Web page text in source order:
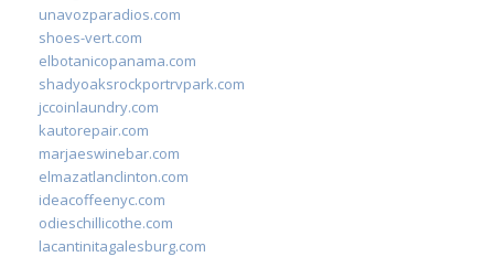
unavozparadios.com
shoes-vert.com
elbotanicopanama.com
shadyoaksrockportrvpark.com
jccoinlaundry.com
kautorepair.com
marjaeswinebar.com
elmazatlanclinton.com
ideacoffeenyc.com
odieschillicothe.com
lacantinitagalesburg.com